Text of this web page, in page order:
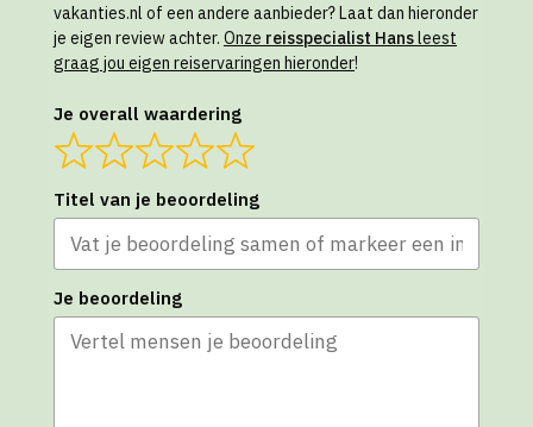
vakanties.nl of een andere aanbieder? Laat dan hieronder
je eigen review achter. Onze reisspecialist Hansleest
graag jou eigen reiservaringen hieronder!
Je overall waardering
Titel van je beoordeling
Je beoordeling